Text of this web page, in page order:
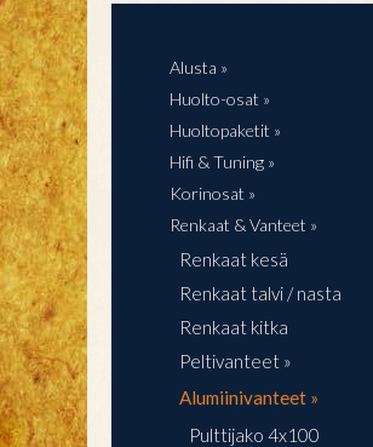
Alusta »
Huolto-osat »
Huoltopaketit »
Hifi & Tuning »
Korinosat »
Renkaat & Vanteet »
Renkaat kesä
Renkaat talvi / nasta
Renkaat kitka
Peltivanteet »
Alumiinivanteet »
Pulttijako 4x100